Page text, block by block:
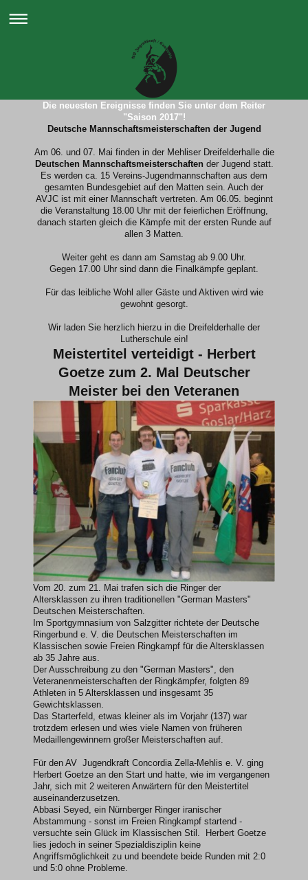
Die neuesten Ereignisse finden Sie unter dem Reiter
"Saison 2017"!
Deutsche Mannschaftsmeisterschaften der Jugend
Am 06. und 07. Mai finden in der Mehliser Dreifelderhalle die
Deutschen Mannschaftsmeisterschaftender Jugend statt.
Es werden ca. 15 Vereins-Jugendmannschaften aus dem
gesamten Bundesgebiet auf den Matten sein. Auch der
AVJC ist mit einer Mannschaft vertreten. Am 06.05. beginnt
die Veranstaltung 18.00 Uhr mit der feierlichen Eröffnung,
danach starten gleich die Kämpfe mit der ersten Runde auf
allen 3 Matten.
Weiter geht es dann am Samstag ab 9.00 Uhr.
Gegen 17.00 Uhr sind dann die Finalkämpfe geplant.
Für das leibliche Wohl aller Gäste und Aktiven wird wie
gewohnt gesorgt.
Wir laden Sie herzlich hierzu in die Dreifelderhalle der
Lutherschule ein!
Meistertitel verteidigt - Herbert
Goetze zum 2. Mal Deutscher
Meister bei den Veteranen
Vom 20. zum 21. Mai trafen sich die Ringer der
Altersklassen zu ihren traditionellen "German Masters"
Deutschen Meisterschaften.
Im Sportgymnasium von Salzgitter richtete der Deutsche
Ringerbund e. V. die Deutschen Meisterschaften im
Klassischen sowie Freien Ringkampf für die Altersklassen
ab 35 Jahre aus.
Der Ausschreibung zu den "German Masters", den
Veteranenmeisterschaften der Ringkämpfer, folgten 89
Athleten in 5 Altersklassen und insgesamt 35
Gewichtsklassen.
Das Starterfeld, etwas kleiner als im Vorjahr (137) war
trotzdem erlesen und wies viele Namen von früheren
Medaillengewinnern großer Meisterschaften auf.
Für den AV Jugendkraft Concordia Zella-Mehlis e. V. ging
Herbert Goetze an den Start und hatte, wie im vergangenen
Jahr, sich mit 2 weiteren Anwärtern für den Meistertitel
auseinanderzusetzen.
Abbasi Seyed, ein Nürnberger Ringer iranischer
Abstammung - sonst im Freien Ringkampf startend -
versuchte sein Glück im Klassischen Stil. Herbert Goetze
lies jedoch in seiner Spezialdisziplin keine
Angriffsmöglichkeit zu und beendete beide Runden mit 2:0
und 5:0 ohne Probleme.